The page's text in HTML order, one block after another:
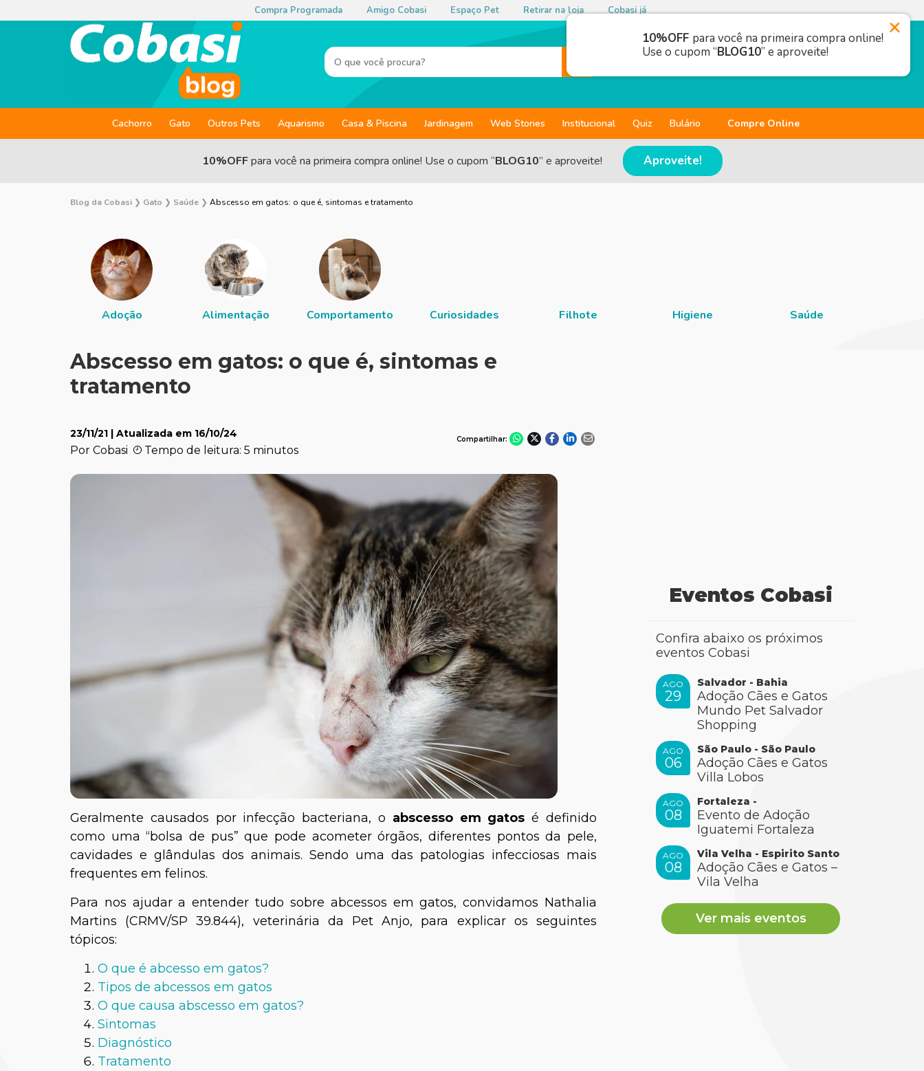
Compra Programada Amigo Cobasi Espaço Pet Retirar na loja Cobasi já
Cachorro Gato Outros Pets Aquarismo Casa & Piscina Jardinagem Web Stories Institucional Quiz Bulário Compre Online
10%OFFpara você na primeira compra online! Use o cupom “BLOG10” e aproveite! Aproveite!
Blog da Cobasi ❯ Gato ❯ Saúde ❯ Abscesso em gatos: o que é, sintomas e tratamento
Adoção Alimentação Comportamento Curiosidades Filhote Higiene Saúde
Abscesso em gatos: o que é, sintomas e
tratamento
23/11/21 | Atualizada em 16/10/24
Por Cobasi Tempo de leitura: 5 minutos
Compartilhar:
Geralmente causados por infecção bacteriana, o abscesso em gatosé definido
como uma “bolsa de pus” que pode acometer órgãos, diferentes pontos da pele,
cavidades e glândulas dos animais. Sendo uma das patologias infecciosas mais
frequentes em felinos.
Para nos ajudar a entender tudo sobre abcessos em gatos, convidamos Nathalia
Martins (CRMV/SP 39.844), veterinária da Pet Anjo, para explicar os seguintes
tópicos:
O que é abcesso em gatos?
Tipos de abcessos em gatos
O que causa abscesso em gatos?
Sintomas
Diagnóstico
Tratamento
Eventos Cobasi
Confira abaixo os próximos
eventos Cobasi
AGO
29
Salvador - Bahia
Adoção Cães e Gatos
Mundo Pet Salvador
Shopping
AGO
06
São Paulo - São Paulo
Adoção Cães e Gatos
Villa Lobos
AGO
08
Fortaleza -
Evento de Adoção
Iguatemi Fortaleza
AGO
08
Vila Velha - Espirito Santo
Adoção Cães e Gatos –
Vila Velha
Ver mais eventos
10%OFF para você na primeira compra online!
Use o cupom “BLOG10” e aproveite!